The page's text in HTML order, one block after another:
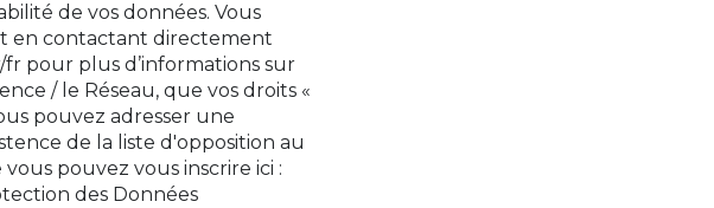
de vos données. Vous
en contactant directement
fr pour plus d’informations sur
/ le Réseau, que vos droits «
pouvez adresser une
de la liste d'opposition au
pouvez vous inscrire ici :
des Données